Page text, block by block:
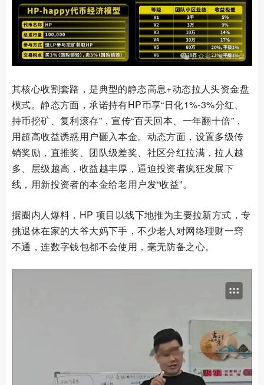
其核心收割套路，是典型的静态高息+动态拉人头资金盘
模式。静态方面，承诺持有HP币享“日化1%-3%分红、
持币挖矿、复利滚存”，宣传“百天回本、一年翻十倍”，
用超高收益诱惑用户砸入本金。动态方面，设置多级传
销奖励，直推奖、团队级差奖、社区分红拉满，拉人越
多、层级越高，收益越丰厚，逼迫投资者疯狂发展下
线，用新投资者的本金给老用户发“收益”。
据圈内人爆料，HP 项目以线下地推为主要拉新方式，专
挑退休在家的大爷大妈下手，不少老人对网络理财一窍
不通，连数字钱包都不会使用，毫无防备之心。